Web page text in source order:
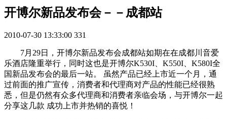
开博尔新品发布会－－成都站
2010-07-30 13:33:00 331
7月29日，开博尔新品发布会成都站如期在在成都川音爱
乐酒店隆重举行，同时这也是开博尔K530I、K550I、K580I全
国新品发布会的最后一站。 虽然产品已经上市近一个月，通
过前面的推广宣传，消费者和代理商对产品的性能已经很熟
悉，但是仍然有众多代理商和消费者亲临会场，与开博尔一起
分享这几款 成功上市并热销的喜悦！